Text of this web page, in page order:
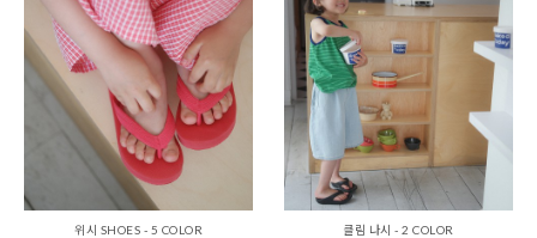
위시 SHOES - 5 COLOR
클림 나시 - 2 COLOR